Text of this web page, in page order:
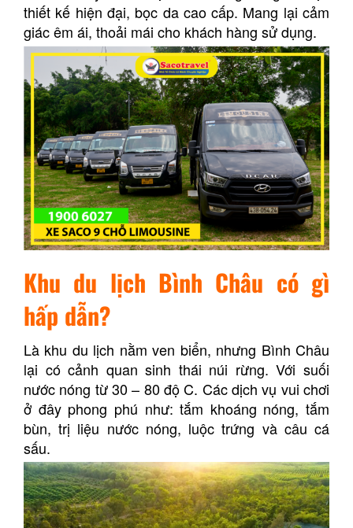
thiết kế hiện đại, bọc da cao cấp. Mang lại cảm
giác êm ái, thoải mái cho khách hàng sử dụng.
Khu du lịch Bình Châu có gì
hấp dẫn?
Là khu du lịch nằm ven biển, nhưng Bình Châu
lại có cảnh quan sinh thái núi rừng. Với suối
nước nóng từ 30 – 80 độ C. Các dịch vụ vui chơi
ở đây phong phú như: tắm khoáng nóng, tắm
bùn, trị liệu nước nóng, luộc trứng và câu cá
sấu.